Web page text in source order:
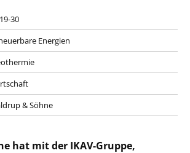
30
Energien
& Söhne
hat mit der IKAV-Gruppe,